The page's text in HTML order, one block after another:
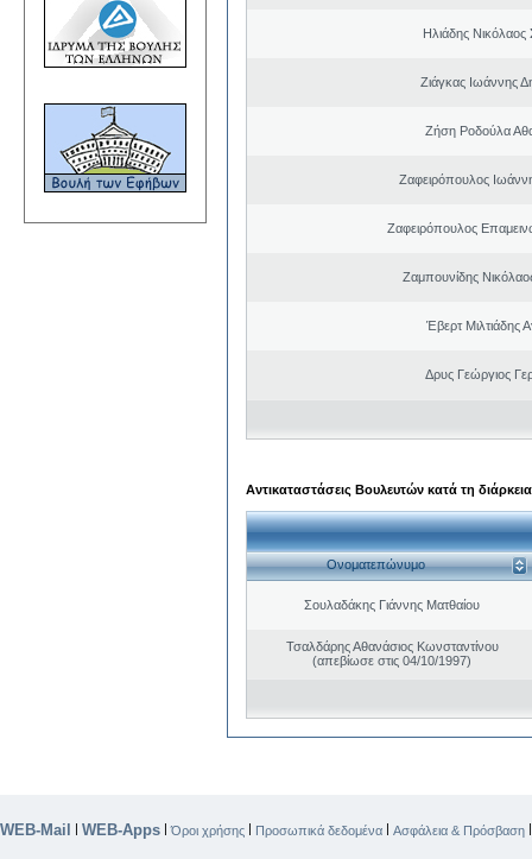
Ηλιάδης Νικόλαος
Ζιάγκας Ιωάννης
Ζήση Ροδούλα
Ζαφειρόπουλος
Ζαφειρόπουλος
Ζαμπουνίδης
Έβερτ Μιλτιάδης
Δρυς Γεώργιος
Αντικαταστάσεις Βουλευτών κατά τη
Ονοματεπώνυμο
Σουλαδάκης Γιάννης Ματθαίου
Τσαλδάρης Αθανάσιος Κωνσταντίνου
(απεβίωσε στις 04/10/1997)
WEB-Mail | WEB-Apps |Όροι χρήσης | Προσωπικά δεδομένα | Ασφάλεια & Πρόσβαση